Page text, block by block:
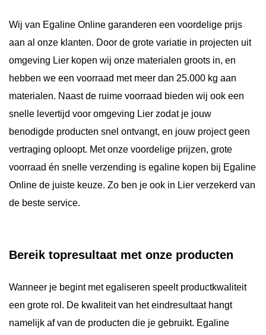
Wij van Egaline Online garanderen een voordelige prijs
aan al onze klanten. Door de grote variatie in projecten uit
omgeving Lier kopen wij onze materialen groots in, en
hebben we een voorraad met meer dan 25.000 kg aan
materialen. Naast de ruime voorraad bieden wij ook een
snelle levertijd voor omgeving Lier zodat je jouw
benodigde producten snel ontvangt, en jouw project geen
vertraging oploopt. Met onze voordelige prijzen, grote
voorraad én snelle verzending is egaline kopen bij Egaline
Online de juiste keuze. Zo ben je ook in Lier verzekerd van
de beste service.
Bereik topresultaat met onze producten
Wanneer je begint met egaliseren speelt productkwaliteit
een grote rol. De kwaliteit van het eindresultaat hangt
namelijk af van de producten die je gebruikt. Egaline